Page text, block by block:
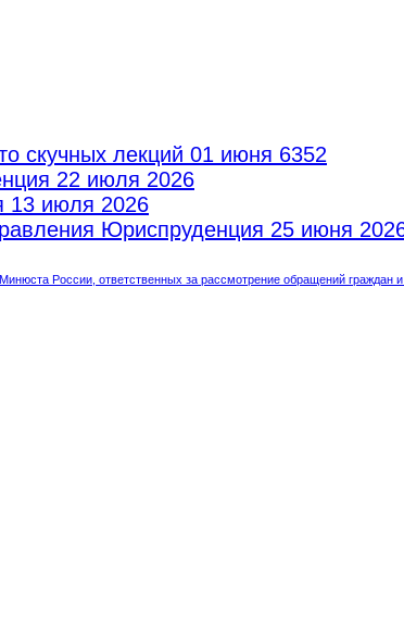
скучных лекций 01 июня 6352
22 июля 2026
13 июля 2026
Юриспруденция 25 июня
России, ответственных за рассмотрение обращений граждан и